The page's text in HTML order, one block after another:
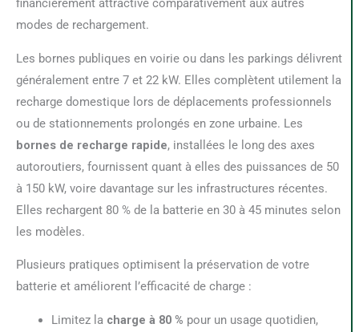
financièrement attractive comparativement aux autres
modes de rechargement.
Les bornes publiques en voirie ou dans les parkings délivrent
généralement entre 7 et 22 kW. Elles complètent utilement la
recharge domestique lors de déplacements professionnels
ou de stationnements prolongés en zone urbaine. Les
bornes de recharge rapide, installées le long des axes
autoroutiers, fournissent quant à elles des puissances de 50
à 150 kW, voire davantage sur les infrastructures récentes.
Elles rechargent 80 % de la batterie en 30 à 45 minutes selon
les modèles.
Plusieurs pratiques optimisent la préservation de votre
batterie et améliorent l’efficacité de charge :
Limitez lacharge à 80 % pour un usage quotidien,